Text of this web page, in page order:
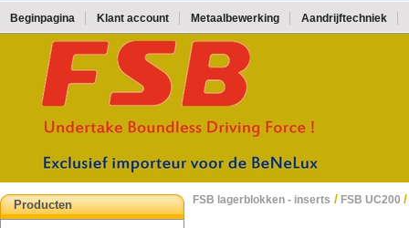
Beginpagina Klant account Metaalbewerking Aandrijftechniek
Producten FSB lagerblokken - inserts / FSB UC200 /